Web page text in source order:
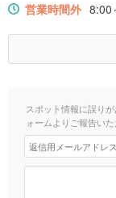
営業時間外 8:00
スポット情報に誤り
ォームよりご報告いた